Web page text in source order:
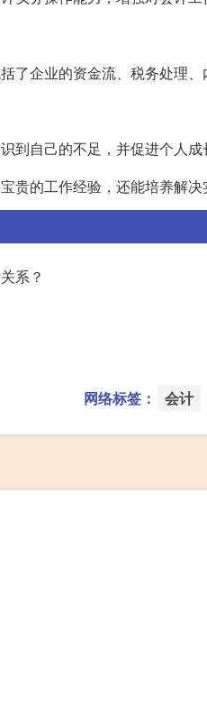
了企业的资金流、税务处理、
到自己的不足，并促进个人成
贵的工作经验，还能培养解
系？
网络标签： 会计